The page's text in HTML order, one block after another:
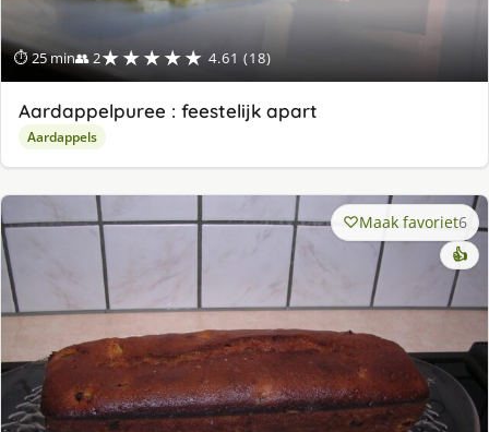
⏱ 25 min👥 2★★★★★ 4.61 (18)
Aardappelpuree : feestelijk apart
Aardappels
Maak favoriet6
👍